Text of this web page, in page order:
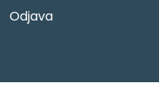
Odjava